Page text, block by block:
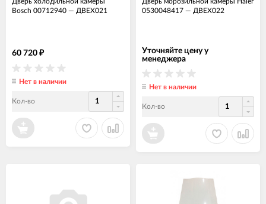
Bosch 00712940 — ДВЕХ021
60 720 ₽
Нет в наличии
Кол-во
0530048417 — ДВЕХ022
Уточняйте цену у
менеджера
Нет в наличии
Кол-во